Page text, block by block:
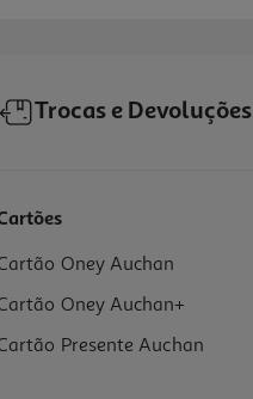
Trocas e Devoluções
Oney Auchan
Oney Auchan+
Presente Auchan